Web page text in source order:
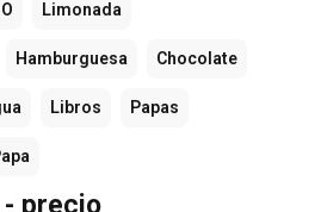
Limonada
Hamburguesa Chocolate
Libros Papas
precio